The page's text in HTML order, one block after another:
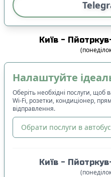
Київ -
(
Налаштуйте
Оберіть необхідні послуги,
Wi-Fi, розетки, кондиціонер,
відправлення.
Обрати послуги в
Київ -
(